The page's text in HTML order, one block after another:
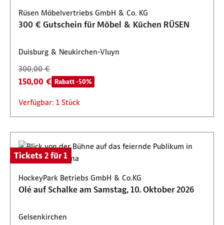
Rüsen Möbelvertriebs GmbH & Co. KG
300 € Gutschein für Möbel & Küchen RÜSEN
Duisburg & Neukirchen-Vluyn
300,00 €
150,00 € Rabatt -50%
Verfügbar: 1 Stück
Tickets 2 für 1
HockeyPark Betriebs GmbH & Co.KG
Olé auf Schalke am Samstag, 10. Oktober 2026
Gelsenkirchen